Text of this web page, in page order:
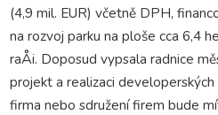
(4,9 mil. EUR) včetně DPH,
na rozvoj parku na ploše cca 6,4
raÅi. Doposud vypsala radnice
projekt a realizaci developerských
firma nebo sdružení firem bude